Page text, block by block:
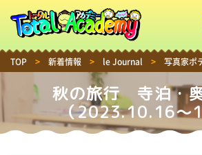
TOP > 新着情報 > le Journal > 写真家ポ
秋の旅行 寺泊・
（2023.10.16